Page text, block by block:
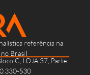
referência na
Brasil
C, LOJA 37, Parte
530